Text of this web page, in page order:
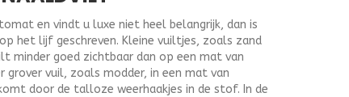
en vindt u luxe niet heel belangrijk, dan is
het lijf geschreven. Kleine vuiltjes, zoals zand
minder goed zichtbaar dan op een mat van
vuil, zoals modder, in een mat van
door de talloze weerhaakjes in de stof. In de